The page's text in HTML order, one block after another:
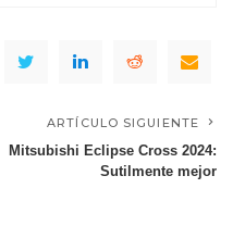
ARTÍCULO SIGUIENTE
Mitsubishi Eclipse Cross 2024:
Sutilmente mejor